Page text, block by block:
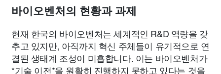
바이오벤처의 현황과 과제
현재 한국의 바이오벤처는 세계적인 R&D 역량을 갖
추고 있지만, 아직까지 혁신 주체들이 유기적으로 연
결된 생태계 조성이 미흡합니다. 이는 바이오벤처가
*기술 이전*을 원활히 진행하지 못하고 있다는 것을